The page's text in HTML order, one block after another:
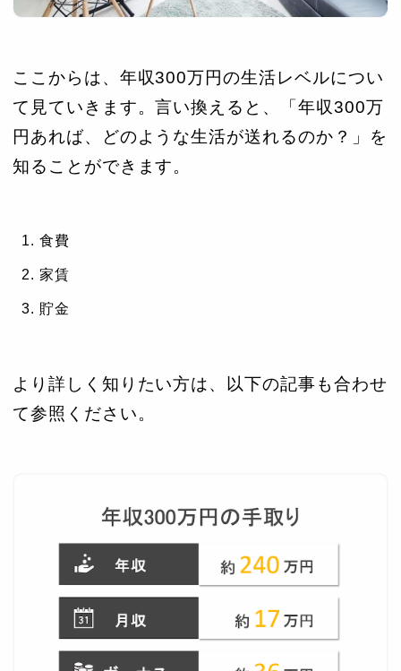
ここからは、年収300万円の生活レベルについ
て見ていきます。言い換えると、「年収300万
円あれば、どのような生活が送れるのか？」を
知ることができます。
食費
家賃
貯金
より詳しく知りたい方は、以下の記事も合わせ
て参照ください。